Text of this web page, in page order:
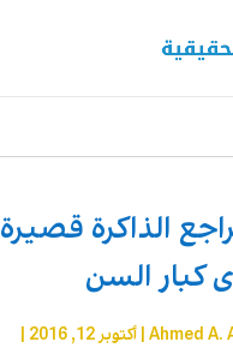
الذاكرة قصيرة
كبار السن
Ahmed A.
| أكتوبر 12, 2016